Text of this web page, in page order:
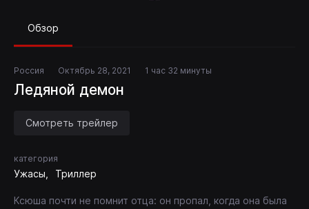
Обзор
Россия Октябрь 28, 2021 1 час 32 минуты
Ледяной демон
Смотреть трейлер
категория
Ужасы Триллер
Ксюша почти не помнит отца: он пропал, когда она была